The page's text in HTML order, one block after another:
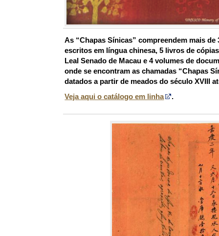
As “Chapas Sínicas”compreendem mais de
escritos em língua chinesa, 5 livros de
Leal Senado de Macau e 4 volumes de
onde se encontram as chamadas “Chapas
datados a partir de meados do século XVIII
Veja aqui o catálogo em linha
.